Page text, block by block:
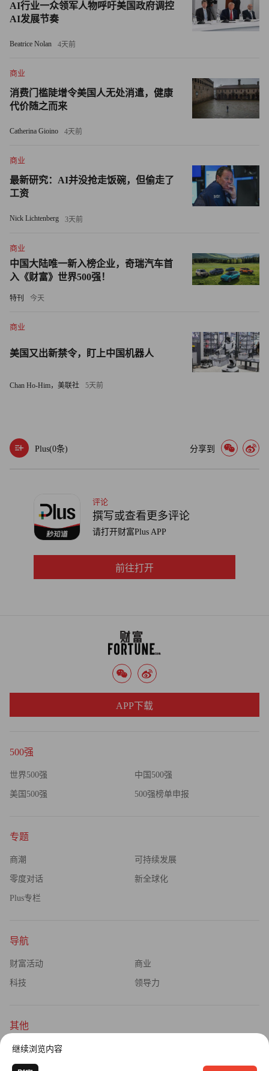
升光伏发电的消纳率，通过能源管理平台让整个车棚光储充
系统运行更安全。用户侧更多微电网的构建，为区域源网荷
储的聚合奠定基础，在此基础上构建虚拟电厂，也将是未来
系统灵活性，保证客户的高效安全稳定供能。
福田区委大院“光储充智柔”一体化停车场
港华能源没有简单地把自己定位为能源基础设施投资商，而
是“能源互联网聚合服务商”。在战略布局上，2022年4月，
港华与腾讯云联合打造的港华智慧能源生态平台——Tera
可视化，帮助工商业客户和工业园区对能源数据的智能化管
理、分析、预测和优化。目前已经率先在江苏省泰州市海陵
区等地投入商业应用。
与清华大学联合成立了清华-港华零碳智慧园区虚拟电厂技
术联合研究中心，聚焦零碳智慧园区数字化产业转型升级，
开展工商业园区分布式资源集群控制，优化调度和数据安全
及隐私保护等技术研究。不久前，港华能源虚拟电厂运营管
理系统顺利通过南网检测，获得深圳市虚拟电厂并网交易资
填谷，提升用户用电可靠性、稳定性。
未来，以零碳智慧园区和低碳工厂为核心场景，在全国投资
建设的分布式光伏、储能、充换电站、冷热电多联供等绿色
智慧能源基础设施上，港华能源将依托智慧能源生态平台
“Tera Planet碳汭星云”的数据汇接，构建网络数据互联，帮
新一轮科技革命和产业革命深入发展，能源电力系统的安全
高效、绿色低碳转型及数字化智能化技术创新已经成为全球
发展趋势。致力发展成为绿色智慧能源之领先企业，创造可
传承，是港华能源最大的底气和信心。
为了不断加大科技创新的投入和转化力度来解决零碳挑战，
资金优势，开展清洁能源前沿技术研发和产业投资孵化。作
为深圳市首家港资企业成立的清洁能源应用研究机构，港华
研究院设立由院士专家领衔的五大科技创新研发中心，重点
新早日变成生产力，帮助更快从实验室走向零碳应用场景。
港华能源研究院与中国科学院深圳高进院“高效储能联合创
新中心 ”揭牌成立
“应对急剧变暖的气候变化，是全人类共同的责任。拯救发
AI行业一众领军人物呼吁美国政府调控
AI发展节奏
Beatrice Nolan 4天前
商业
消费门槛陡增令美国人无处消遣，健康
代价随之而来
Catherina Gioino 4天前
商业
最新研究：AI并没抢走饭碗，但偷走了
工资
Nick Lichtenberg 3天前
商业
中国大陆唯一新入榜企业，奇瑞汽车首
入《财富》世界500强！
特刊 今天
商业
美国又出新禁令，盯上中国机器人
Chan Ho-Him，美联社 5天前
Plus(0条) 分享到
评论
撰写或查看更多评论
请打开财富Plus APP
前往打开
500强
世界500强 中国500强
美国500强 500强榜单申报
专题
商潮 可持续发展
零度对话 新全球化
Plus专栏
导航
财富活动 商业
科技 领导力
其他
杂志订阅
隐私政策
APP下载
继续浏览内容